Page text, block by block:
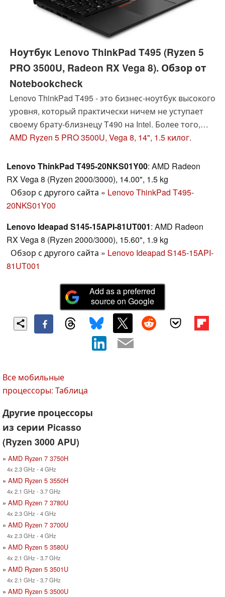
Ноутбук Lenovo ThinkPad T495 (Ryzen 5
PRO 3500U, Radeon RX Vega 8). Обзор от
Notebookcheck
Lenovo ThinkPad T495 - это бизнес-ноутбук высокого
уровня, который практически ничем не уступает
своему брату-близнецу T490 на Intel. Более того,
для многих пользователей за счет меньшей
вариантом.
AMD Ryzen 5 PRO 3500U, Vega 8, 14", 1.5 килог.
Lenovo ThinkPad T495-20NKS01Y00: AMD Radeon
RX Vega 8 (Ryzen 2000/3000), 14.00", 1.5 kg
Обзор с другого сайта » Lenovo ThinkPad T495-
20NKS01Y00
Lenovo Ideapad S145-15API-81UT001: AMD Radeon
RX Vega 8 (Ryzen 2000/3000), 15.60", 1.9 kg
Обзор с другого сайта » Lenovo Ideapad S145-15API-
81UT001
Add as a preferred
source on Google
Все мобильные
процессоры: Таблица
Другие процессоры
из серии Picasso
(Ryzen 3000 APU)
» AMD Ryzen 7 3750H
4x 2.3 GHz - 4 GHz
» AMD Ryzen 5 3550H
4x 2.1 GHz - 3.7 GHz
» AMD Ryzen 7 3780U
4x 2.3 GHz - 4 GHz
» AMD Ryzen 7 3700U
4x 2.3 GHz - 4 GHz
» AMD Ryzen 5 3580U
4x 2.1 GHz - 3.7 GHz
» AMD Ryzen 5 3501U
4x 2.1 GHz - 3.7 GHz
» AMD Ryzen 5 3500U